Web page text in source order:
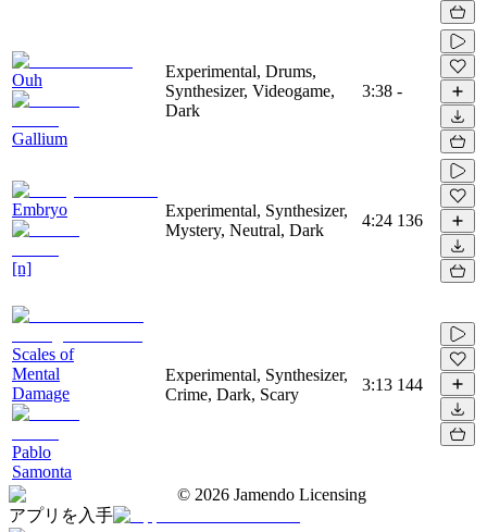
Ouh
Gallium
Experimental, Drums,
Synthesizer, Videogame,
Dark
3:38 -
Embryo
[n]
Experimental, Synthesizer,
Mystery, Neutral, Dark
4:24 136
Scales of
Mental
Damage
Pablo
Samonta
Experimental, Synthesizer,
Crime, Dark, Scary
3:13 144
© 2026 Jamendo Licensing
アプリを入手